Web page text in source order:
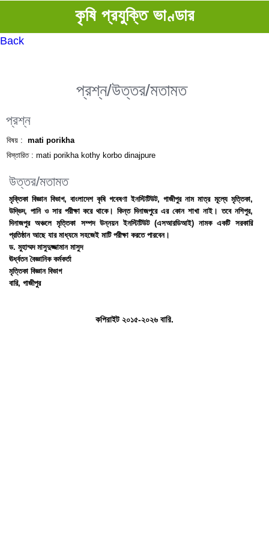
কৃষি প্রযুক্তি ভাণ্ডার
Back
প্রশ্ন/উত্তর/মতামত
প্রশ্ন
বিষয় :
mati porikha
বিস্তারিত : mati porikha kothy korbo dinajpure
উত্তর/মতামত
মৃক্তিকা বিজ্ঞান বিভাগ, বাংলাদেশ কৃষি গবেষণা ইনস্টিটিউট, গাজীপুর নাম মাত্র মূল্যে মৃত্তিকা,
উদ্ভিদ, পানি ও সার পরীক্ষা করে থাকে। কিন্ত দিনাজপুরে এর কোন শাখা নাই। তবে নশিপুর,
দিনাজপুর অঞ্চলে মৃত্তিকা সম্পদ উন্নয়ন ইনস্টিটিউট (এসআরডিআই) নামক একটি সরকারি
প্রতিষ্ঠান আছে যার মাধ্যমে সহজেই মাটি পরীক্ষা করতে পারবেন।
ড. মুহাম্মদ মাসুদুজ্জামান মাসুদ
ঊর্ধ্বতন বৈজ্ঞানিক কর্মকর্তা
মৃত্তিকা বিজ্ঞান বিভাগ
বারি, গাজীপুর
কপিরাইট ২০১৫-২০২৬ বারি.